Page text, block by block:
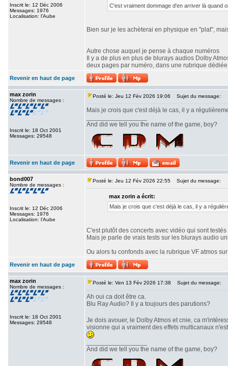
Inscrit le: 12 Déc 2006
Messages: 1976
Localisation: l'Aube
C'est vraiment dommage d'en arriver là quand
Bien sur je les achèterai en physique en "plat",
Autre chose auquel je pense à chaque numéros
Il y a de plus en plus de blurays audios Dolby
deux pages par numéro, dans une rubrique
Revenir en haut de page
max zorin
Nombre de messages :
Inscrit le: 18 Oct 2001
Messages: 29548
Posté le: Jeu 12 Fév 2026 19:06 Sujet du message:
Mais je crois que c'est déjà le cas, il y a
And did we tell you the name of the game, boy?
Revenir en haut de page
bond007
Nombre de messages :
Inscrit le: 12 Déc 2006
Messages: 1976
Localisation: l'Aube
Posté le: Jeu 12 Fév 2026 22:55 Sujet du message:
max zorin a écrit:
Mais je crois que c'est déjà le cas, il y a
C'est plutôt des concerts avec vidéo qui sont
Mais je parle de vrais tests sur les blurays audio
Ou alors tu confonds avec la rubrique VF atmos
Revenir en haut de page
max zorin
Nombre de messages :
Inscrit le: 18 Oct 2001
Messages: 29548
Posté le: Ven 13 Fév 2026 17:38 Sujet du message:
Ah oui ca doit être ca.
Blu Ray Audio? Il y a toujours des parutions?
Je dois avouer, le Dolby Atmos et cnie, ca
visionne qui a vraiment des effets multicanaux
And did we tell you the name of the game, boy?